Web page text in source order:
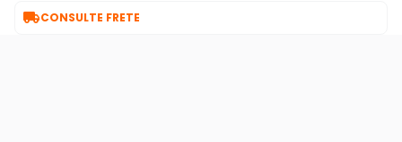
CONSULTE FRETE